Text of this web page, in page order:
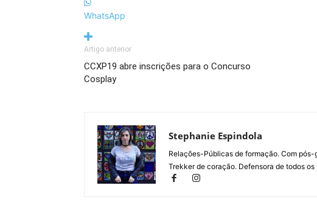
WhatsApp
Artigo anterior
CCXP19 abre inscrições para o Concurso
Cosplay
Stephanie Espindola
Relações-Públicas de formação. Com
Trekker de coração. Defensora de todos